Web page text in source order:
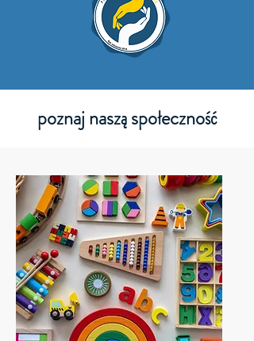
poznaj naszą społeczność